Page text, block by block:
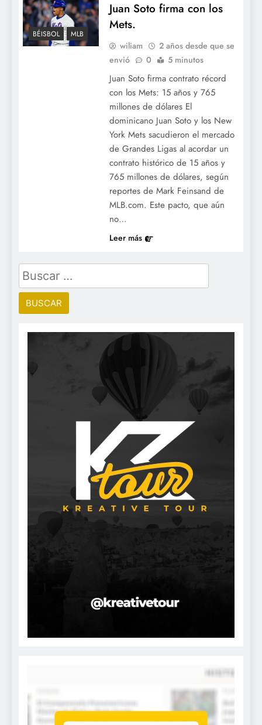
BÉISBOL MLB
Juan Soto firma con los
Mets.
wiliam
2 años desde que se
envió
0 5 minutos
Juan Soto firma contrato récord
con los Mets: 15 años y 765
millones de dólares El
dominicano Juan Soto y los New
York Mets sacudieron el mercado
de Grandes Ligas al acordar un
contrato histórico de 15 años y
765 millones de dólares, según
reportes de Mark Feinsand de
MLB.com. Este pacto, que aún
no…
Leer más
Buscar: